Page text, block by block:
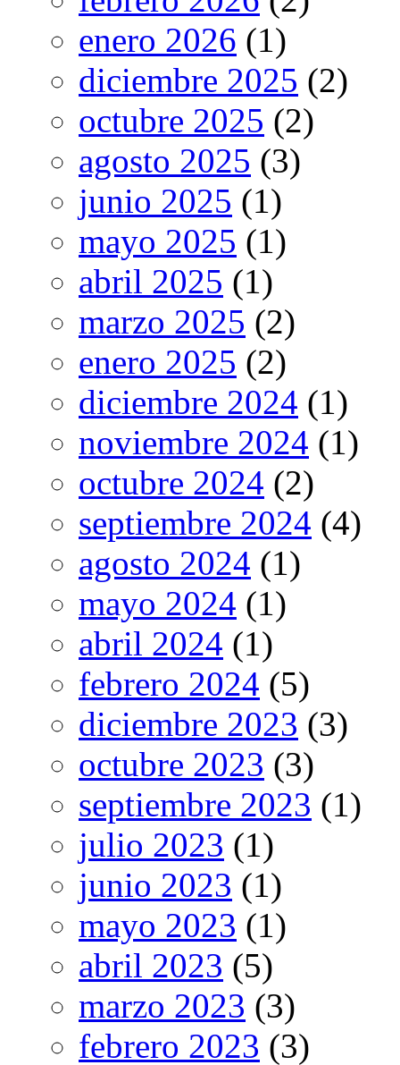
enero 2026 (1)
diciembre 2025 (2)
octubre 2025 (2)
agosto 2025 (3)
junio 2025 (1)
mayo 2025 (1)
abril 2025 (1)
marzo 2025 (2)
enero 2025 (2)
diciembre 2024 (1)
noviembre 2024 (1)
octubre 2024 (2)
septiembre 2024 (4)
agosto 2024 (1)
mayo 2024 (1)
abril 2024 (1)
febrero 2024 (5)
diciembre 2023 (3)
octubre 2023 (3)
septiembre 2023 (1)
julio 2023 (1)
junio 2023 (1)
mayo 2023 (1)
abril 2023 (5)
marzo 2023 (3)
febrero 2023 (3)